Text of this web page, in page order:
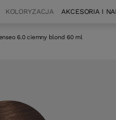
KOLORYZACJA AKCESORIA I
6.0 ciemny blond 60 ml